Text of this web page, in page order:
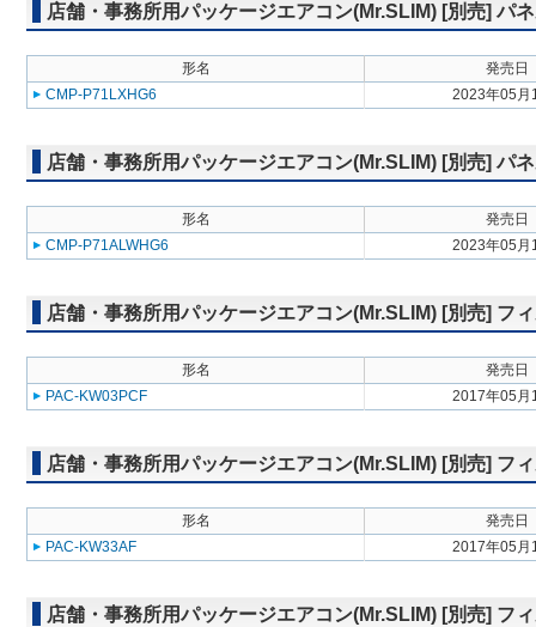
店舗・事務所用パッケージエアコン(Mr.SLIM) [別売] パ
形名
発売日
CMP-P71LXHG6
2023年05月
店舗・事務所用パッケージエアコン(Mr.SLIM) [別売] パ
形名
発売日
CMP-P71ALWHG6
2023年05月
店舗・事務所用パッケージエアコン(Mr.SLIM) [別売] フ
形名
発売日
PAC-KW03PCF
2017年05月
店舗・事務所用パッケージエアコン(Mr.SLIM) [別売] フ
形名
発売日
PAC-KW33AF
2017年05月
店舗・事務所用パッケージエアコン(Mr.SLIM) [別売] フ